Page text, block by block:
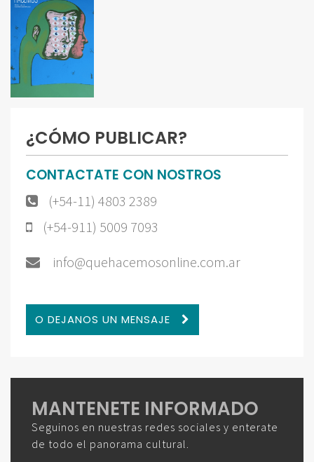
¿CÓMO PUBLICAR?
CONTACTATE CON NOSTROS
(+54-11) 4803 2389
(+54-911) 5009 7093
info@quehacemosonline.com.ar
O DEJANOS UN MENSAJE
MANTENETE INFORMADO
Seguinos en nuestras redes sociales y enterate
de todo el panorama cultural.